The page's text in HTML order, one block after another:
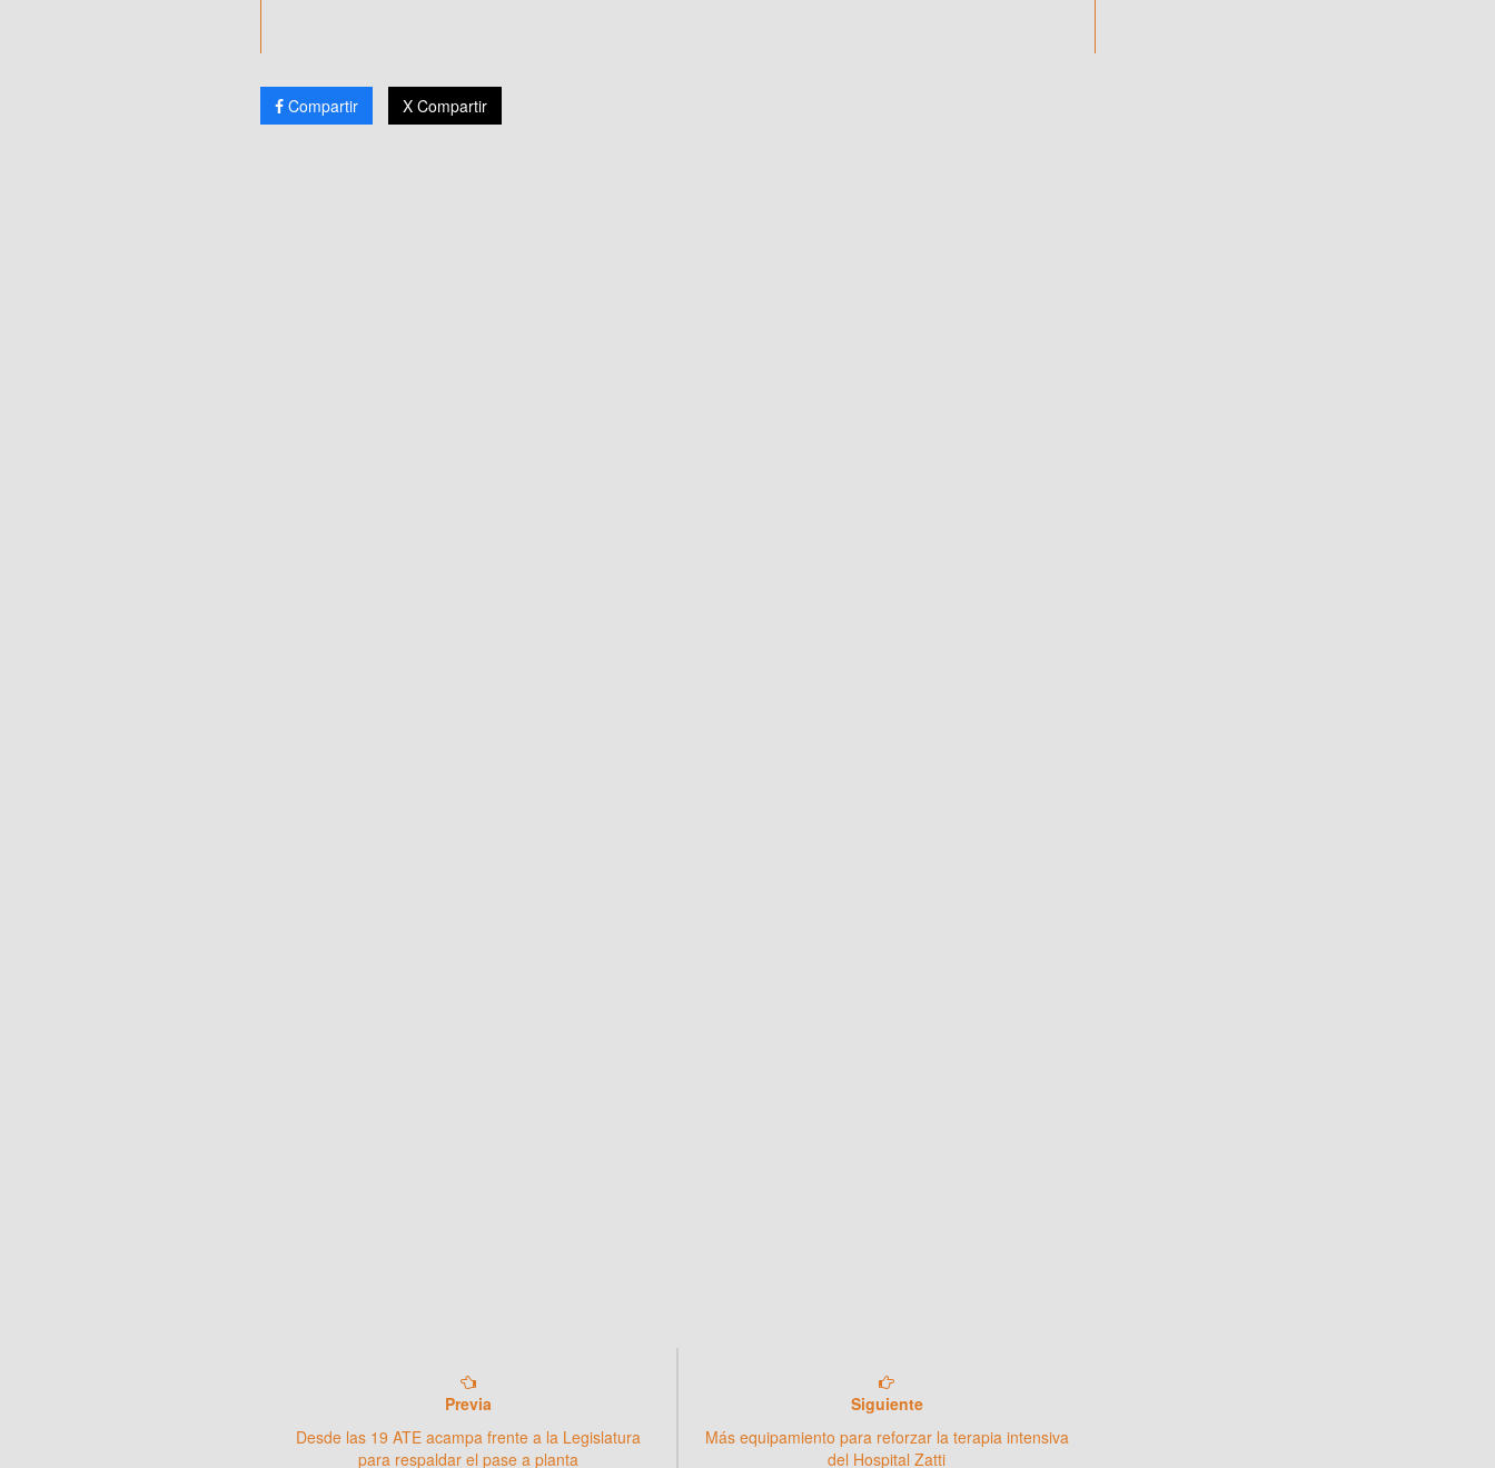
Compartir X Compartir
Previa
Desde las 19 ATE acampa frente a la Legislatura
para respaldar el pase a planta
Siguiente
Más equipamiento para reforzar la terapia intensiva
del Hospital Zatti